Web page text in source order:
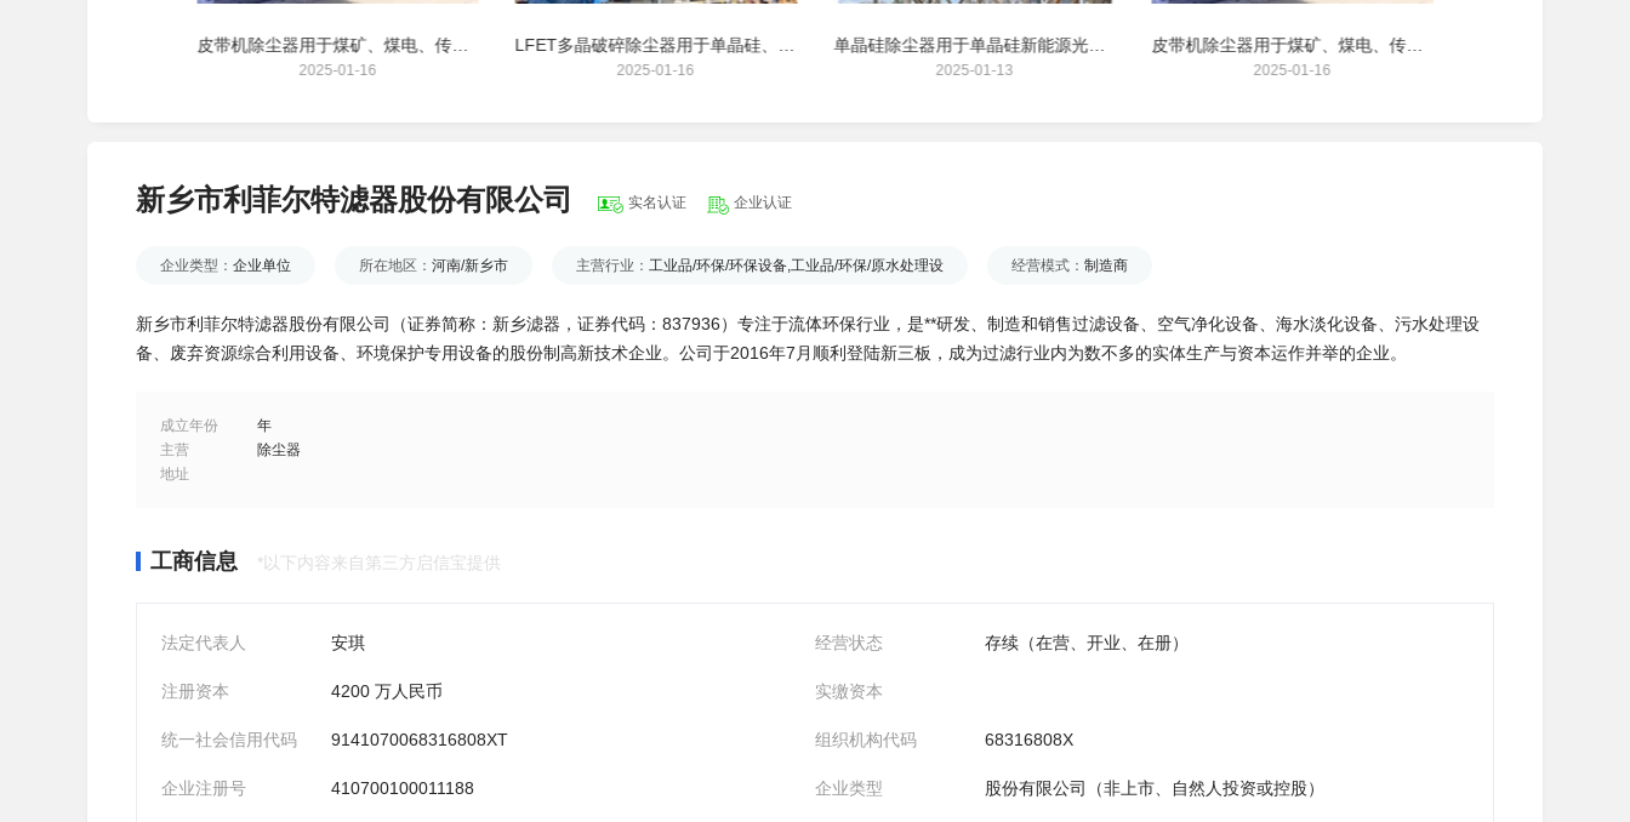
皮带机除尘器用于煤矿、煤电、传统能源行业
2025-01-16 2025-01-16
单晶硅除尘器用于单晶硅新能源光伏行业
2025-01-13
皮带机除尘器用于煤矿、煤电、传统能源行业
2025-01-16
新乡市利菲尔特滤器股份有限公司 实名认证 企业认证
企业类型： 企业单位 所在地区： 河南/新乡市 主营行业： 工业品/环保/环保设备,工业品/环保/原水处理设 经营模式： 制造商
新乡市利菲尔特滤器股份有限公司（证券简称：新乡滤器，证券代码：837936）专注于流体环保行业，是**研发、制造和销售过滤设备、空气净化设备、海水淡化设备、污水处理设
备、废弃资源综合利用设备、环境保护专用设备的股份制高新技术企业。公司于2016年7月顺利登陆新三板，成为过滤行业内为数不多的实体生产与资本运作并举的企业。
成立年份
年
主营
除尘器
地址
工商信息 *以下内容来自第三方启信宝提供
法定代表人 安琪 经营状态 存续（在营、开业、在册）
注册资本 4200 万人民币 实缴资本
统一社会信用代码 9141070068316808XT 组织机构代码 68316808X
企业注册号 410700100011188 企业类型 股份有限公司（非上市、自然人投资或控股）